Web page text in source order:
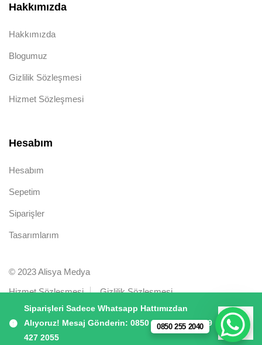
Siparişleri Sadece Whatsapp Hattımızdan
Alıyoruz! Mesaj Gönderin: 0850 255 2040 | 0539
427 2055
Kapat
Hakkımızda
Hakkımızda
Blogumuz
Gizlilik Sözleşmesi
Hizmet Sözleşmesi
Hesabım
Hesabım
Sepetim
Siparişler
Tasarımlarım
© 2023 Alisya Medya
Hizmet Sözleşmesi
Gizlilik Sözleşmesi
0850 255 2040